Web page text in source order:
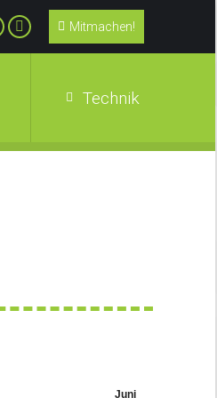
Mitmachen!
Technik
Juni